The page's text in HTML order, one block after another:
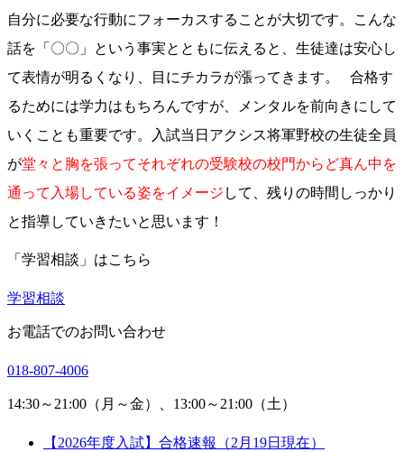
自分に必要な行動にフォーカスすることが大切です。こんな
話を「〇〇」という事実とともに伝えると、生徒達は安心し
て表情が明るくなり、目にチカラが漲ってきます。 合格す
るためには学力はもちろんですが、メンタルを前向きにして
いくことも重要です。入試当日アクシス将軍野校の生徒全員
が堂々と胸を張ってそれぞれの受験校の校門からど真ん中を
通って入場している姿をイメージ して、残りの時間しっかり
と指導していきたいと思います！
「学習相談」はこちら
学習相談
お電話でのお問い合わせ
018-807-4006
14:30～21:00（月～金）、13:00～21:00（土）
【2026年度入試】合格速報（2月19日現在）